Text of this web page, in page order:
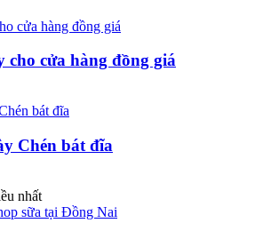
cho cửa hàng đồng giá
Chén bát đĩa
nhất